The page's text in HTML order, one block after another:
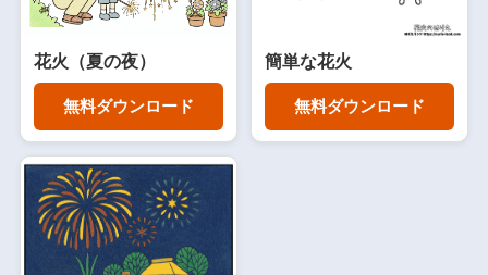
花火（夏の夜）
無料ダウンロード
簡単な花火
無料ダウンロード